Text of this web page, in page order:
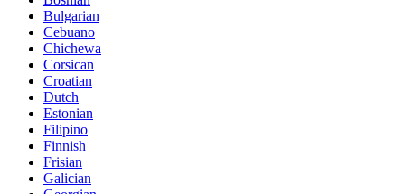
Bulgarian
Cebuano
Chichewa
Corsican
Croatian
Dutch
Estonian
Filipino
Finnish
Frisian
Galician